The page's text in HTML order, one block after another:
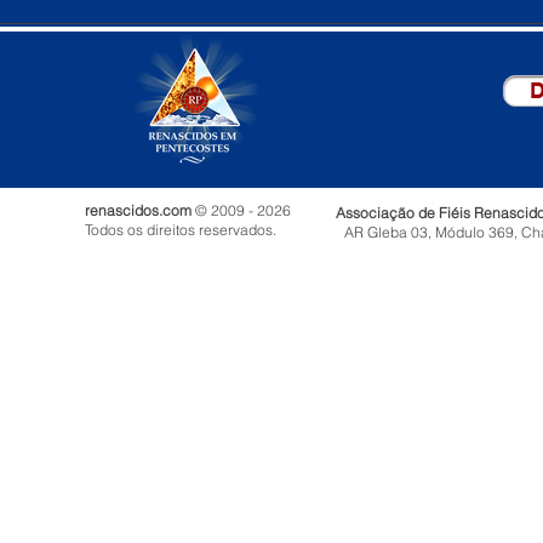
renascidos.com © 2009 - 2026
Todos os direitos reservados.
Associação de Fiéis
AR Gleba 03, Módulo 369,